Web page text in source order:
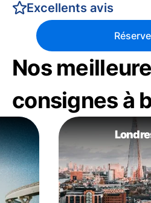
Excellents avis
Nos
consignes à